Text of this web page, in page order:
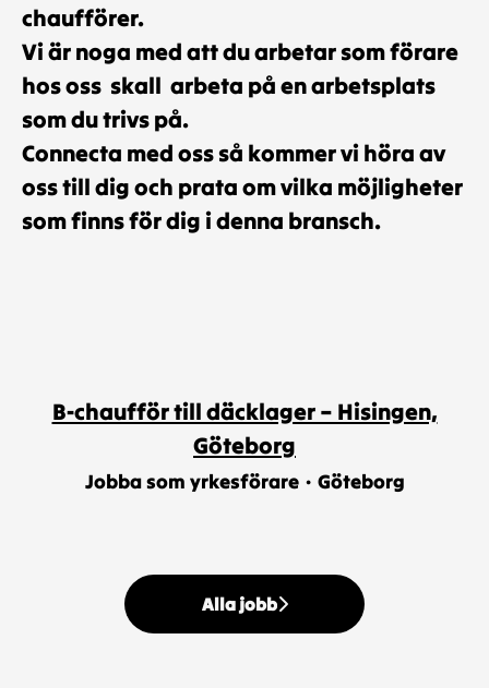
chaufförer.
Vi är noga med att du arbetar som förare
hos oss skall arbeta på en arbetsplats
som du trivs på.
Connecta med oss så kommer vi höra av
oss till dig och prata om vilka möjligheter
som finns för dig i denna bransch.
B-chaufför till däcklager – Hisingen,
Göteborg
Jobba som yrkesförare · Göteborg
Alla jobb